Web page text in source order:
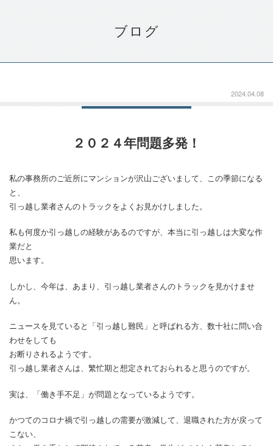
ブログ
2024.04.08
２０２４年問題多発！
私の事務所のご近所にマンションが沢山ございまして、この季節になる
と、
引っ越し業者さんのトラックをよくお見かけしました。
私も何度か引っ越しの経験があるのですが、本当に引っ越しは大変な作
業だと
思います。
しかし、今年は、あまり、引っ越し業者さんのトラックを見かけませ
ん。
ニュースを見ていると「引っ越し難民」と呼ばれる方、数十社に問い合
わせをしても
お断りされるようです。
引っ越し業者さんは、繁忙期と想定されておられると思うのですが。
実は、「働き手不足」が問題となっているようです。
かつてのコロナ禍で引っ越しの需要が激減して、退職された方が戻って
こない、